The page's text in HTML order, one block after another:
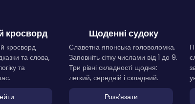
кросворд
кросворд
та слова,
та
Щоденні судоку
Славетна японська головоломка.
Заповніть сітку числами від 1 до 9.
Три рівні складності щодня:
легкий, середній і складний.
Розвʼязати